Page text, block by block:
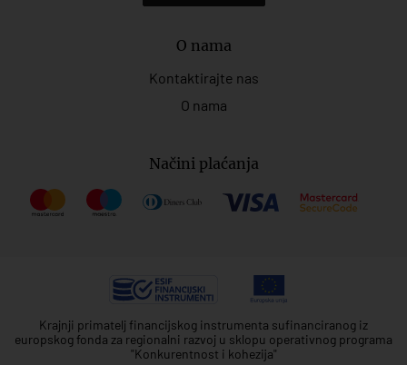
O nama
Kontaktirajte nas
O nama
Načini plaćanja
Krajnji primatelj financijskog instrumenta sufinanciranog iz
europskog fonda za regionalni razvoj u sklopu operativnog programa
"Konkurentnost i kohezija"